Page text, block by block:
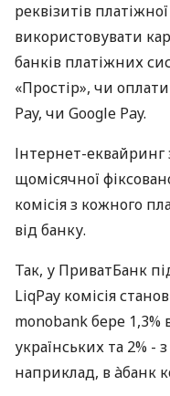
реквізитів
використовувати
банків платіжних
«Простір», чи
Pay, чи Google Pay.
Інтернет-
щомісячної
комісія з кожного
від банку.
Так, у ПриватБанк
LiqPay комісія
monobank бере 1,3%
українських та 2% -
наприклад, в àбанк